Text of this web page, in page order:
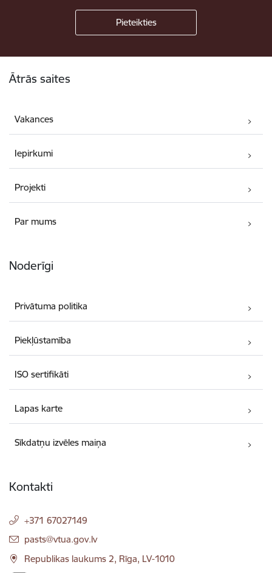
Ātrās saites
Vakances
Iepirkumi
Projekti
Par mums
Noderīgi
Privātuma politika
Piekļūstamība
ISO sertifikāti
Lapas karte
Sīkdatņu izvēles maiņa
Kontakti
+371 67027149
E-pasts:
pasts@vtua.gov.lv
Republikas laukums 2, Rīga, LV-1010